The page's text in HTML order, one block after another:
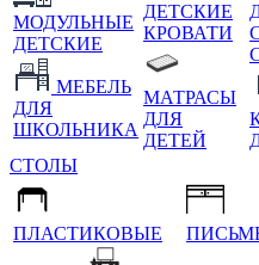
МОДУЛЬНЫЕ
ДЕТСКИЕ
МЕБЕЛЬ
ДЛЯ
ШКОЛЬНИКА
ДЕТСКИЕ
КРОВАТИ
МАТРАСЫ
ДЛЯ
ДЕТЕЙ
СТОЛЫ
ПЛАСТИКОВЫЕ